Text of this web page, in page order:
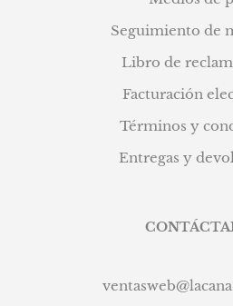
Seguimiento de
Libro de
Facturación
Términos y
Entregas y